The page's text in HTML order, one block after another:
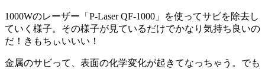
1000Wのレーザー「P-Laser QF-1000」を使ってサビを除去し
ていく様子。その様子が見ているだけでかなり気持ち良いの
だ！きもちぃいいい！
金属のサビって、表面の化学変化が起きてなっちゃう。でも